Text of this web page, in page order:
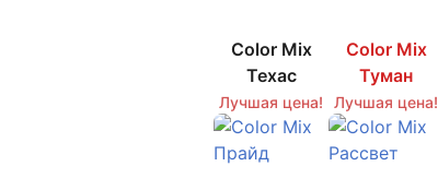
Color Mix
Техас
Лучшая цена!
Color Mix
Туман
Лучшая цена!